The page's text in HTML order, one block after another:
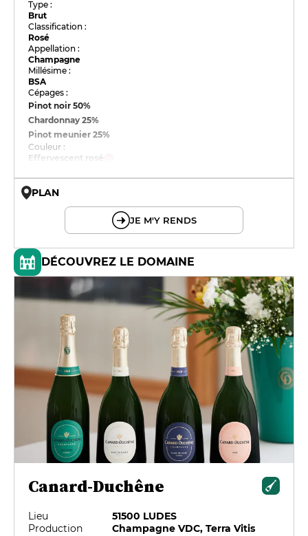
Type :
Brut
Classification :
Rosé
Appellation :
Champagne
Millésime :
BSA
Cépages :
Pinot noir50%
Chardonnay25%
Pinot meunier25%
Couleur :
Effervescent rosé
PLAN
JE M'Y RENDS
DÉCOUVREZ LE DOMAINE
Canard-Duchêne
Lieu
51500 LUDES
Production
Champagne VDC, Terra Vitis